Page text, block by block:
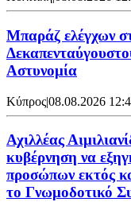
Μπαράζ ελέγχων
Αστυνομία
Κύπρος|08.08.2026
Αχιλλέας
κυβέρνηση να
προσώπων εκτός
το Γνωμοδοτικό